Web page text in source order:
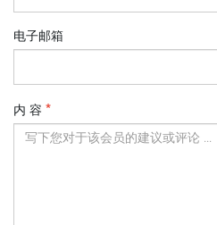
电子邮箱
内 容